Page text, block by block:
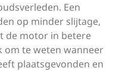
Een
op minder slijtage,
de motor in betere
om te weten wanneer
plaatsgevonden en